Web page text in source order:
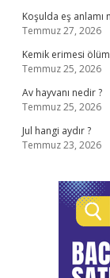
Koşulda eş anlamı
Temmuz 27, 2026
Kemik erimesi
Temmuz 25, 2026
Av hayvanı nedir ?
Temmuz 25, 2026
Jul hangi aydır ?
Temmuz 23, 2026